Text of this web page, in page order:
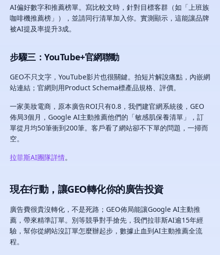
AI偏好數字和推薦榜單。寫比較文時，針對目標客群（如「上班族
咖啡機推薦榜」），並請同行清單加入你。實測顯示，這能讓品牌
被AI提及率提升3成。
步驟三：YouTube+官網聯動
GEO不只文字，YouTube影片也很關鍵。拍短片解說痛點，內嵌網
站連結；官網則用Product Schema標產品規格、評價。
一家美妝電商，原本廣告ROI只有0.8，我們建官網系統後，GEO
佈局3個月，Google AI主動推薦他們的「敏感肌保養清單」，訂
單從月均50筆衝到200筆。客戶看了網站卻不下單的問題，一掃而
空。
拉菲斯AI團隊詳情。
現在行動，讓GEO轉化你的廣告投資
廣告費很貴沒轉化，不是死路；GEO佈局能讓Google AI主動推
薦，帶來精準訂單。別等競爭對手搶先，我們拉菲斯AI逾15年經
驗，幫你從網站沒訂單怎麼辦起步，數據止血到AI主動推薦全流
程。